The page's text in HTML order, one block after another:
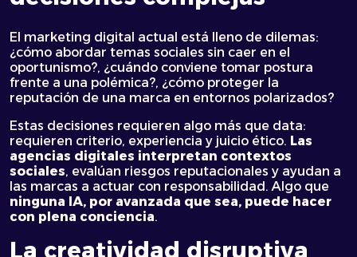
El marketing digital actual está lleno de dilemas:
¿cómo abordar temas sociales sin caer en el
oportunismo?, ¿cuándo conviene tomar postura
frente a una polémica?, ¿cómo proteger la
reputación de una marca en entornos polarizados?
Estas decisiones requieren algo más que data:
requieren criterio, experiencia y juicio ético. Las
agencias digitales interpretan contextos
sociales, evalúan riesgos reputacionales y ayudan a
las marcas a actuar con responsabilidad. Algo que
ninguna IA, por avanzada que sea, puede hacer
con plena conciencia.
La creatividad disruptiva